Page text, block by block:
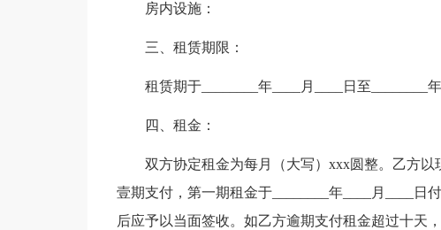
房内设施：
三、租赁期限：
租赁期于________年____月____日至________
四、租金：
双方协定租金为每月（大写）xxx圆整。乙方
壹期支付，第一期租金于________年____月____
后应予以当面签收。如乙方逾期支付租金超过十天